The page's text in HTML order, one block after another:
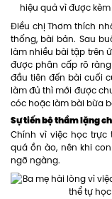
hiệu quả vì được
Điều chị Thơm thích
thống, bài bản. Sau
làm nhiều bài tập trên
được phân cấp rõ
đầu tiên đến bài cuối
làm đủ thì mới được
cóc hoặc làm bài bừa
Sự tiến bộ thầm lặng
Chính vì việc học trực
quá ồn ào, nên khi
ngỡ ngàng.